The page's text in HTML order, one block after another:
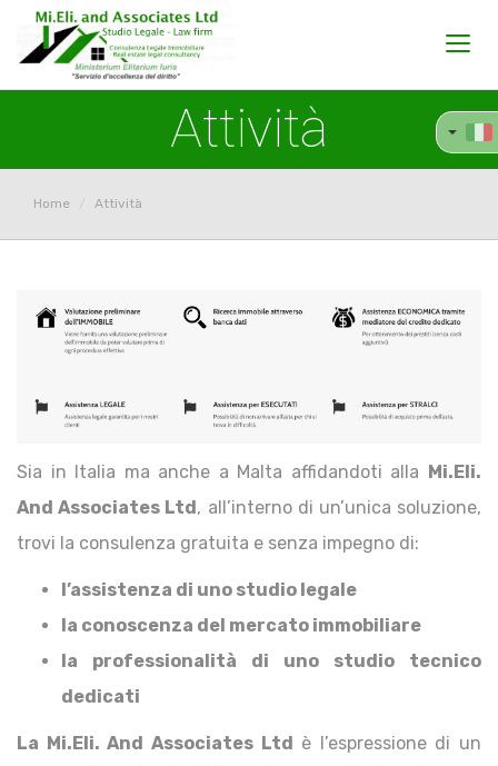
Attività
Home Attività
Sia in Italia ma anche a Malta affidandoti alla Mi.Eli.
And Associates Ltd, all’interno di un’unica soluzione,
trovi la consulenza gratuita e senza impegno di:
l’assistenza di uno studio legale
la conoscenza del mercato immobiliare
la professionalità di uno studio tecnico
dedicati
La Mi.Eli. And Associates Ltd è l’espressione di un